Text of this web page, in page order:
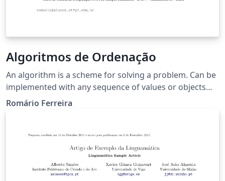
Algoritmos de Ordenação
An algorithm is a scheme for solving a problem. Can be
implemented with any sequence of values or objects
that have an infinite logic that is, anything that can
Romário Ferreira